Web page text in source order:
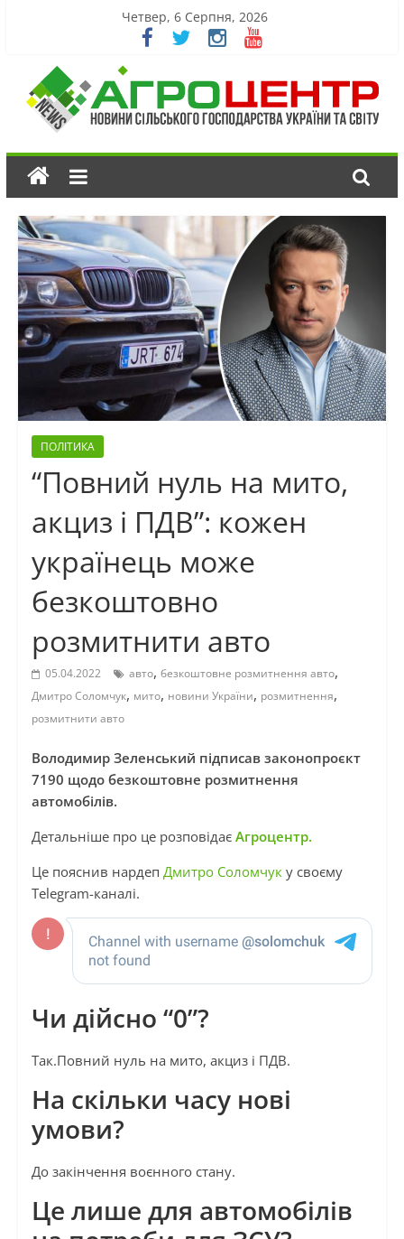
Четвер, 6 Серпня, 2026
ПОЛІТИКА
“Повний нуль на мито,
акциз і ПДВ”: кожен
українець може
безкоштовно
розмитнити авто
05.04.2022 авто, безкоштовне розмитнення авто,
Дмитро Соломчук, мито, новини України, розмитнення,
розмитнити авто
Володимир Зеленський підписав законопроєкт
7190 щодо безкоштовне розмитнення
автомобілів.
Детальніше про це розповідає Агроцентр.
Це пояснив нардеп Дмитро Соломчуку своєму
Telegram-каналі.
Чи дійсно “0”?
Так.Повний нуль на мито, акциз і ПДВ.
На скільки часу нові
умови?
До закінчення воєнного стану.
Це лише для автомобілів